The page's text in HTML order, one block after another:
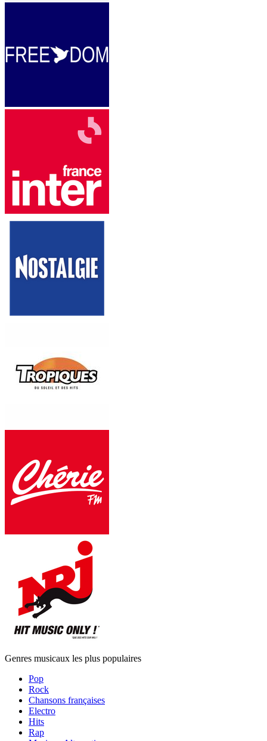
Genres musicaux les plus populaires
Pop
Rock
Chansons françaises
Electro
Hits
Rap